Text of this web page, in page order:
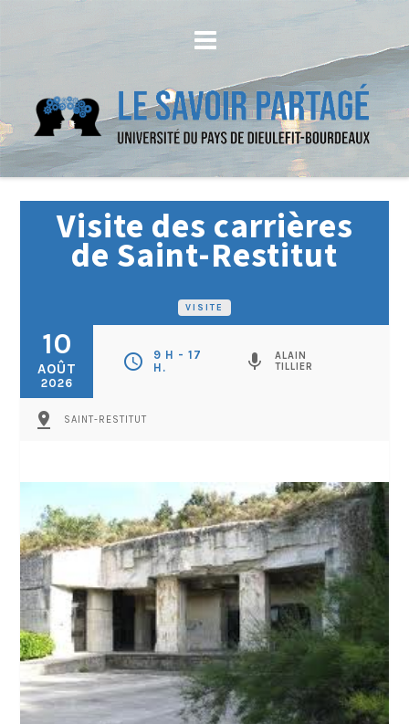
VISITE
Visite des carrières
de Saint-Restitut
10
AOÛT
2026
schedule
9 H - 17
H.
mic
ALAIN
TILLIER
pin_drop SAINT-RESTITUT